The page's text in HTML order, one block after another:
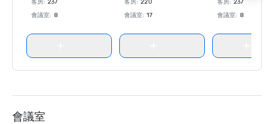
客房: 237
會議室: 8
客房: 220
會議室: 17
客房: 237
會議室: 8
會議室